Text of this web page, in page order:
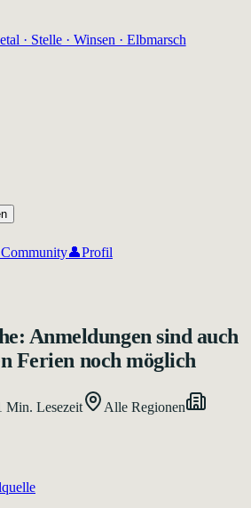
· Stelle · Winsen · Elbmarsch
Community👤Profil
Anmeldungen sind auch
Ferien noch möglich
Min. Lesezeit
Alle Regionen